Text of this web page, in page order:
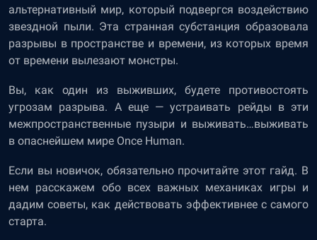
альтернативный мир, который подвергся воздействию
звездной пыли. Эта странная субстанция образовала
разрывы в пространстве и времени, из которых время
от времени вылезают монстры.
Вы, как один из выживших, будете противостоять
угрозам разрыва. А еще — устраивать рейды в эти
межпространственные пузыри и выживать…выживать
в опаснейшем мире Once Human.
Если вы новичок, обязательно прочитайте этот гайд. В
нем расскажем обо всех важных механиках игры и
дадим советы, как действовать эффективнее с самого
старта.